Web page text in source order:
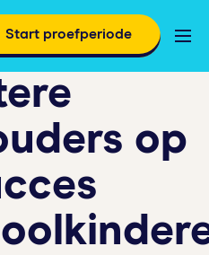
Start proefperiode
op